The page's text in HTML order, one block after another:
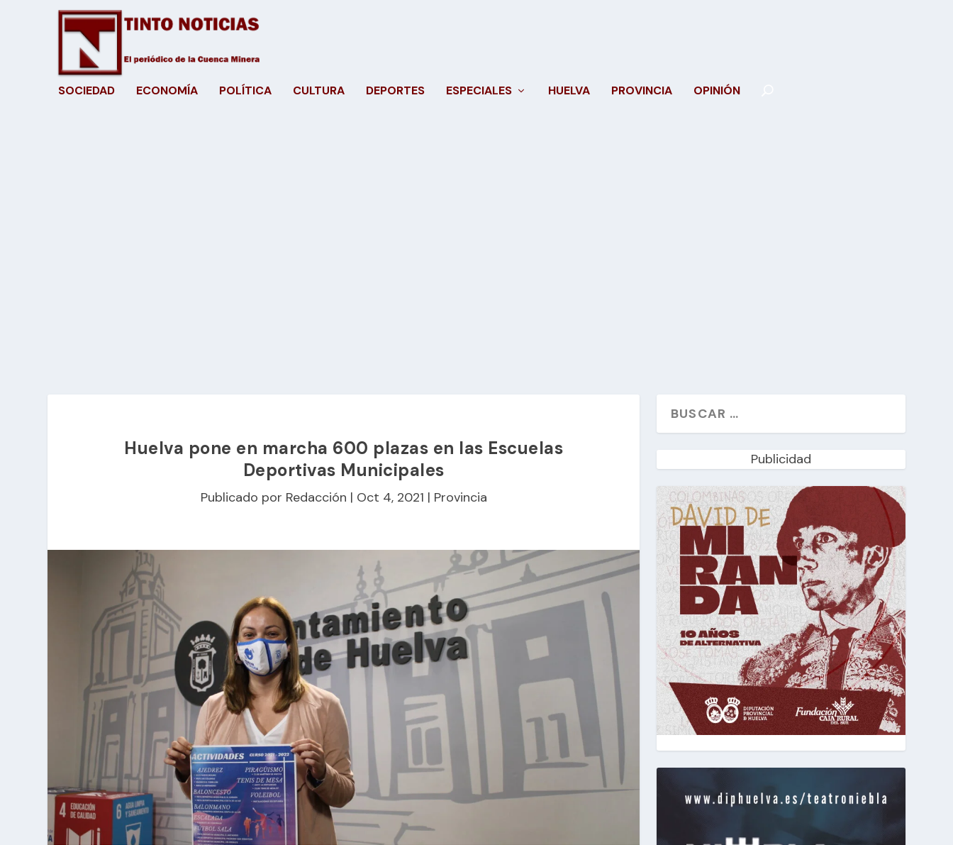
SOCIEDAD ECONOMÍA POLÍTICA CULTURA DEPORTES ESPECIALES HUELVA PROVINCIA OPINIÓN
Huelva pone en marcha 600 plazas en las Escuelas
Deportivas Municipales
Publicado por Redacción | Oct 4, 2021 | Provincia
Publicidad